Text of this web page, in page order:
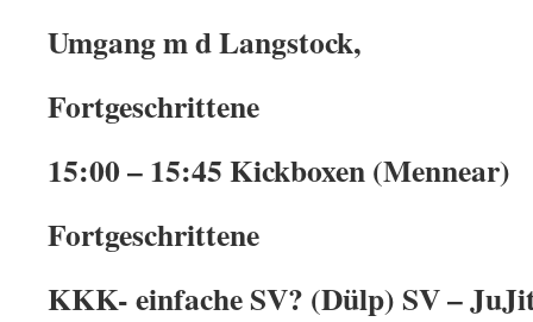
Umgang m d Langstock,
Fortgeschrittene
15:00 – 15:45 Kickboxen (Mennear)
Fortgeschrittene
KKK- einfache SV? (Dülp) SV –